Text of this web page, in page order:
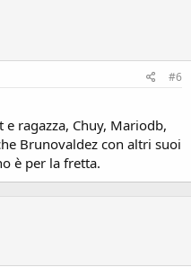
#6
ragazza, Chuy, Mariodb,
Brunovaldez con altri suoi
è per la fretta.